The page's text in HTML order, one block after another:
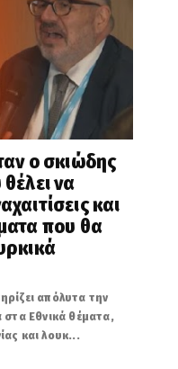
ο σκιώδης
να
και
που θα
απόλυτα την
στα Εθνικά θέματα,
και λουκ...